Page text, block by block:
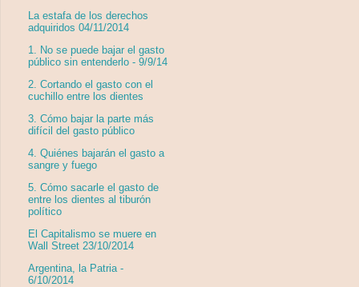
La estafa de los derechos
adquiridos 04/11/2014
1. No se puede bajar el gasto
público sin entenderlo - 9/9/14
2. Cortando el gasto con el
cuchillo entre los dientes
3. Cómo bajar la parte más
difícil del gasto público
4. Quiénes bajarán el gasto a
sangre y fuego
5. Cómo sacarle el gasto de
entre los dientes al tiburón
político
El Capitalismo se muere en
Wall Street 23/10/2014
Argentina, la Patria -
6/10/2014